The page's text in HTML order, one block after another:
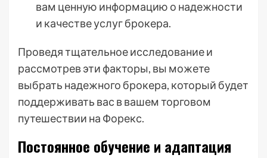
вам ценную информацию о надежности
и качестве услуг брокера.
Проведя тщательное исследование и
рассмотрев эти факторы, вы можете
выбрать надежного брокера, который будет
поддерживать вас в вашем торговом
путешествии на Форекс.
Постоянное обучение и адаптация